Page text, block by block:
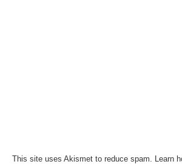
This site uses Akismet to reduce spam. Learn